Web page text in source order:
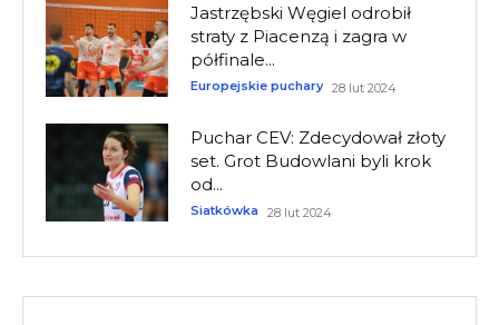
Jastrzębski Węgiel odrobił
straty z Piacenzą i zagra w
półfinale...
Europejskie puchary 28 lut 2024
Puchar CEV: Zdecydował złoty
set. Grot Budowlani byli krok
od...
Siatkówka 28 lut 2024